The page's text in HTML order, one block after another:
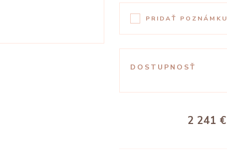
PRIDAŤ POZNÁMKU
DOSTUPNOSŤ
2 241 €